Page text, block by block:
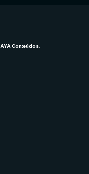
AYA Conteúdos